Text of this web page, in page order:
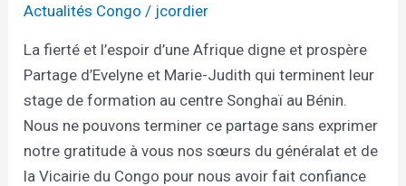
Actualités Congo / jcordier
La fierté et l’espoir d’une Afrique digne et prospère
Partage d’Evelyne et Marie-Judith qui terminent leur
stage de formation au centre Songhaï au Bénin.
Nous ne pouvons terminer ce partage sans exprimer
notre gratitude à vous nos sœurs du généralat et de
la Vicairie du Congo pour nous avoir fait confiance